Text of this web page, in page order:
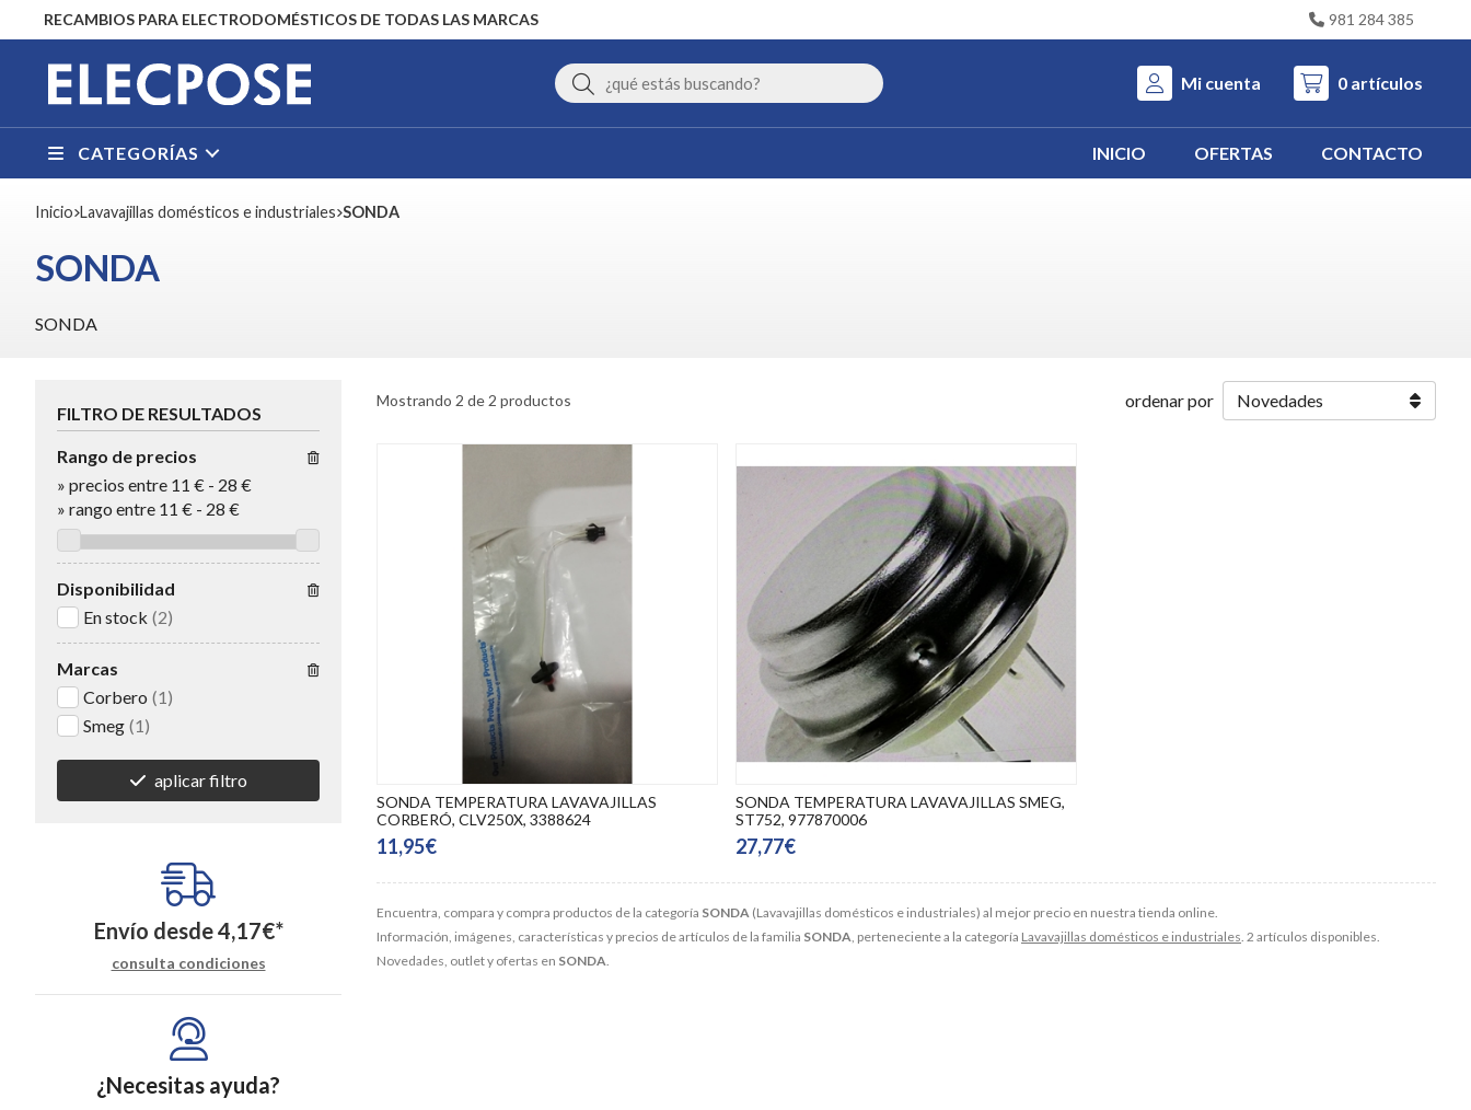
RECAMBIOS PARA ELECTRODOMÉSTICOS DE TODAS LAS MARCAS 981 284 385
Buscar Mi cuenta 0 artículos
CATEGORÍAS INICIO OFERTAS CONTACTO
Inicio lavavajillas domésticos e industriales SONDA
SONDA
SONDA
Encuentra, compara y compra productos de la categoría SONDA (Lavavajillas domésticos e industriales) al mejor precio en nuestra tienda online.
Información, imágenes, características y precios de artículos de la familia SONDA , perteneciente a la categoría Lavavajillas domésticos e industriales . 2 artículos disponibles.
Novedades, outlet y ofertas en SONDA
Mostrando 2 de 2 productos ordenar por
SONDA TEMPERATURA LAVAVAJILLAS
CORBERÓ, CLV250X, 3388624
11,95€
SONDA TEMPERATURA LAVAVAJILLAS SMEG,
ST752, 977870006
27,77€
FILTRO DE RESULTADOS
Rango de precios
» precios entre 11 € - 28 €
» rango entre 11 € - 28 €
Disponibilidad
En stock (2)
Marcas
Corbero (1)
Smeg (1)
aplicar filtro
Envío desde4,17€*
consulta condiciones
¿Necesitas ayuda?